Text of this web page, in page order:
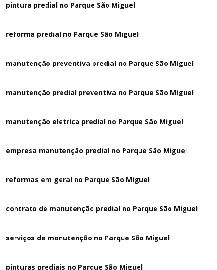
pintura predial no Parque São Miguel
reforma predial no Parque São Miguel
manutenção preventiva predial no Parque São Miguel
manutenção predial preventiva no Parque São Miguel
manutenção eletrica predial no Parque São Miguel
empresa manutenção predial no Parque São Miguel
reformas em geral no Parque São Miguel
contrato de manutenção predial no Parque São Miguel
serviços de manutenção no Parque São Miguel
pinturas prediais no Parque São Miguel